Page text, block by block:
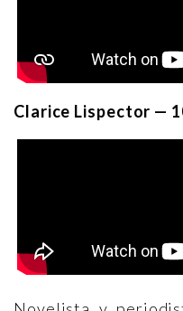
Clarice Lispector —